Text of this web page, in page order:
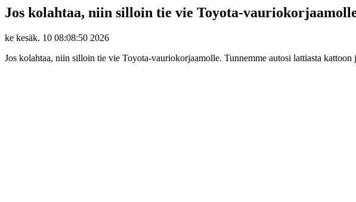
Jos kolahtaa, niin silloin tie vie Toyota-
ke kesäk. 10 08:08:50 2026
Jos kolahtaa, niin silloin tie vie Toyota-vauriokorjaamolle. Tunnemme autosi lattiasta